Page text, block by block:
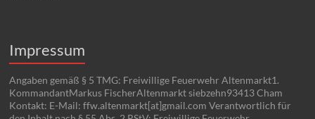
Impressum
Angaben gemäß § 5 TMG: Freiwillige Feuerwehr Altenmarkt1.
KommandantMarkus FischerAltenmarkt siebzehn93413 Cham
Kontakt: E-Mail: ffw.altenmarkt[at]gmail.com Verantwortlich für